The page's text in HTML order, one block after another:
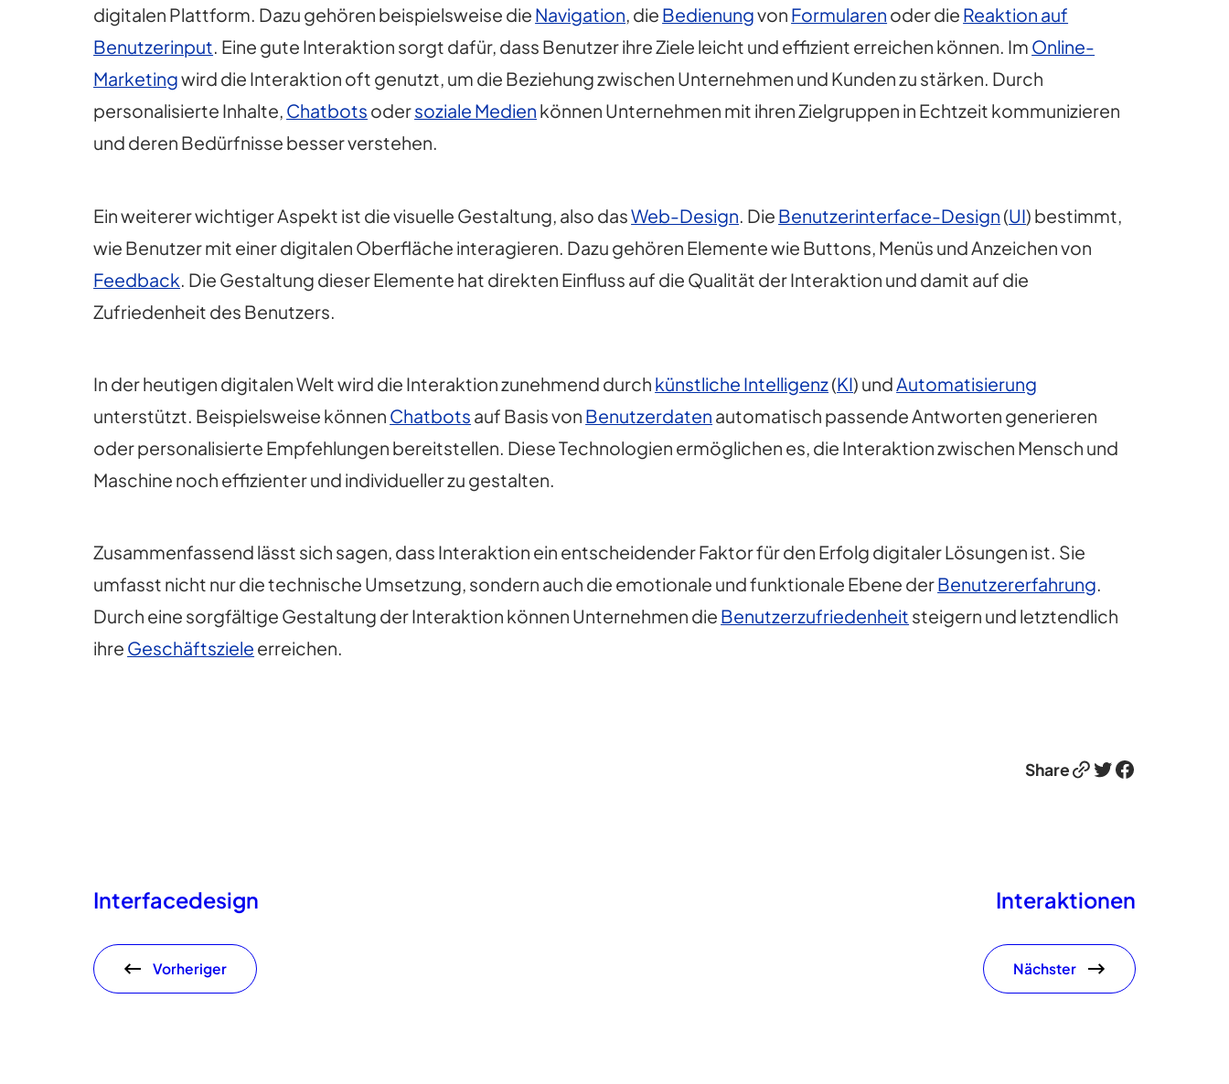
digitalen Plattform. Dazu gehören beispielsweise die Navigation, die Bedienungvon Formularen oder die Reaktion auf
Benutzerinput. Eine gute Interaktion sorgt dafür, dass Benutzer ihre Ziele leicht und effizient erreichen können. Im Online-
Marketingwird die Interaktion oft genutzt, um die Beziehung zwischen Unternehmen und Kunden zu stärken. Durch
personalisierte Inhalte, Chatbots odersoziale Medien können Unternehmen mit ihren Zielgruppen in Echtzeit kommunizieren
und deren Bedürfnisse besser verstehen.
Ein weiterer wichtiger Aspekt ist die visuelle Gestaltung, also dasWeb-Design. Die Benutzerinterface-Design (UI) bestimmt,
wie Benutzer mit einer digitalen Oberfläche interagieren. Dazu gehören Elemente wie Buttons, Menüs und Anzeichen von
Feedback. Die Gestaltung dieser Elemente hat direkten Einfluss auf die Qualität der Interaktion und damit auf die
Zufriedenheit des Benutzers.
In der heutigen digitalen Welt wird die Interaktion zunehmend durch künstliche Intelligenz(KI) undAutomatisierung
unterstützt. Beispielsweise können Chatbots auf Basis von Benutzerdaten automatisch passende Antworten generieren
oder personalisierte Empfehlungen bereitstellen. Diese Technologien ermöglichen es, die Interaktion zwischen Mensch und
Maschine noch effizienter und individueller zu gestalten.
Zusammenfassend lässt sich sagen, dass Interaktion ein entscheidender Faktor für den Erfolg digitaler Lösungen ist. Sie
umfasst nicht nur die technische Umsetzung, sondern auch die emotionale und funktionale Ebene derBenutzererfahrung.
Durch eine sorgfältige Gestaltung der Interaktion können Unternehmen die Benutzerzufriedenheit steigern und letztendlich
ihre Geschäftsziele erreichen.
ShareLink Twitter Facebook
Interfacedesign
Vorheriger
Interaktionen
Nächster